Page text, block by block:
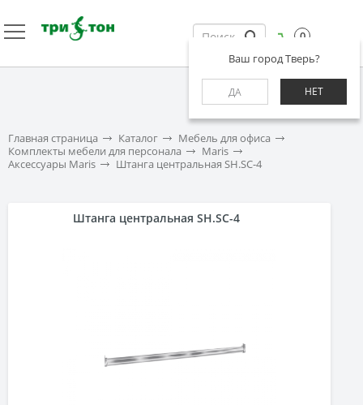
Ваш город Тверь?
ДА НЕТ
0
Главная страница Каталог
Мебель для офиса
Комплекты мебели для персонала
Maris
Аксессуары Maris
Штанга центральная SH.SC-4
Штанга центральная SH.SC-4